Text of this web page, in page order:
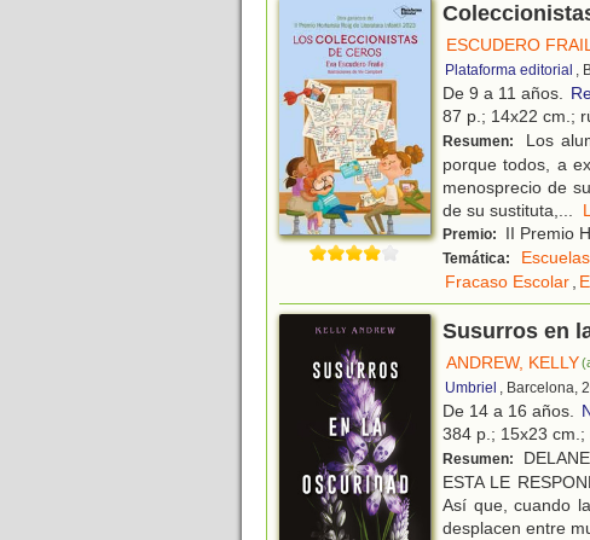
ESCUDERO
Plataforma editorial ,
De 9 a 11 años.
87 p.; 14x22 cm.;
Resumen:
Los
porque todos, a
menosprecio de
de su sustituta,...
Premio: II Premio
Temática: Escuelas
Fracaso Escolar,
Susurros en
ANDREW, KELLY
Umbriel , Barcelona,
De 14 a 16 años.
384 p.; 15x23 cm.;
Resumen:
ESTA LE
Así que, cuando
desplacen entre